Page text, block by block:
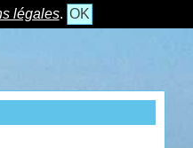
légales. OK